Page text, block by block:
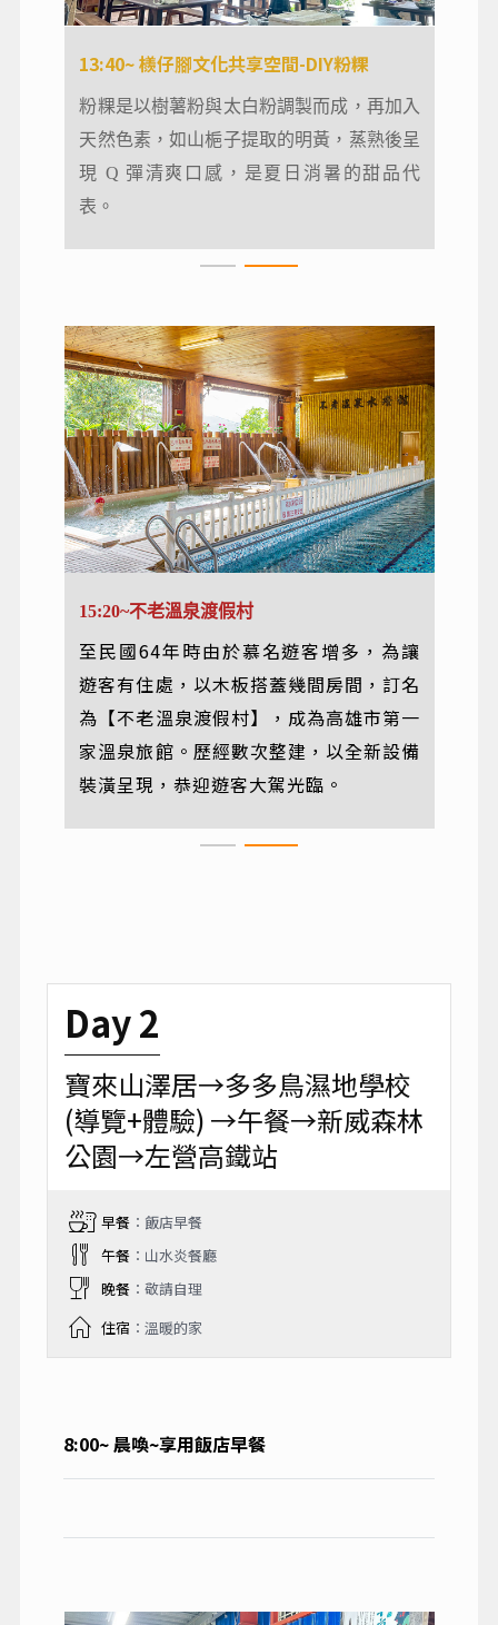
13:40~ 檨仔腳文化共享空間-DIY粉粿
粉粿DIY是其食農體驗課程之一，讓大小朋
友能親手製作台灣經典小點心。
13:40~ 檨仔腳文化共享空間-DIY粉粿
粉粿是以樹薯粉與太白粉調製而成，再加入
天然色素，如山梔子提取的明黃，蒸熟後呈
現 Q 彈清爽口感，是夏日消暑的甜品代
表。
15:20~不老溫泉渡假村
此溫泉水質清澈，無色無味，可浴可飲，
屬碳酸泉，終年溫度為48度C左右，沐浴
後皮膚滑膩，後將此溪改名為【不老
溪】。
15:20~不老溫泉渡假村
至民國64年時由於慕名遊客增多，為讓
遊客有住處，以木板搭蓋幾間房間，訂名
為【不老溫泉渡假村】，成為高雄市第一
家溫泉旅館。歷經數次整建，以全新設備
裝潢呈現，恭迎遊客大駕光臨。
Day 2
寶來山澤居→多多鳥濕地學校
(導覽+體驗) →午餐→新威森林
公園→左營高鐵站
早餐：飯店早餐
午餐：山水炎餐廳
晚餐：敬請自理
住宿 ：溫暖的家
8:00~晨喚~享用飯店早餐